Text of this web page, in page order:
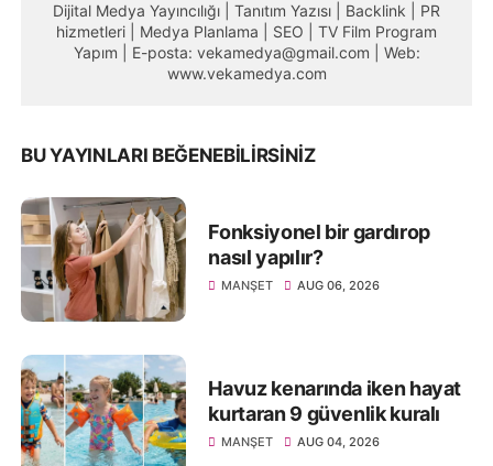
Dijital Medya Yayıncılığı | Tanıtım Yazısı | Backlink | PR
hizmetleri | Medya Planlama | SEO | TV Film Program
Yapım | E-posta: vekamedya@gmail.com | Web:
www.vekamedya.com
BU YAYINLARI BEĞENEBILIRSINIZ
Fonksiyonel bir gardırop
nasıl yapılır?
MANŞET AUG 06, 2026
Havuz kenarında iken hayat
kurtaran 9 güvenlik kuralı
MANŞET AUG 04, 2026